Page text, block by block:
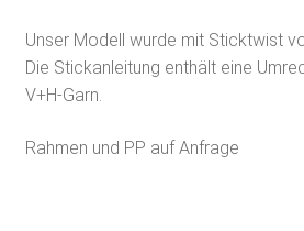
Unser Modell wurde mit Sticktwist
Die Stickanleitung enthält eine
V+H-Garn.
Rahmen und PP auf Anfrage